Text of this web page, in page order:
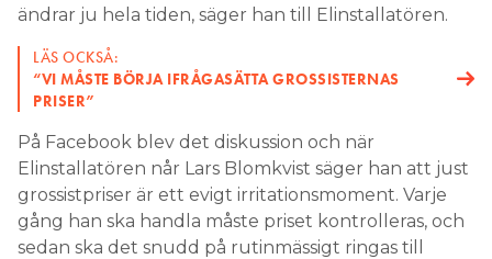
ändrar ju hela tiden, säger han till Elinstallatören.
LÄS OCKSÅ:
“VI MÅSTE BÖRJA IFRÅGASÄTTA GROSSISTERNAS
PRISER”
På Facebook blev det diskussion och när
Elinstallatören når Lars Blomkvist säger han att just
grossistpriser är ett evigt irritationsmoment. Varje
gång han ska handla måste priset kontrolleras, och
sedan ska det snudd på rutinmässigt ringas till